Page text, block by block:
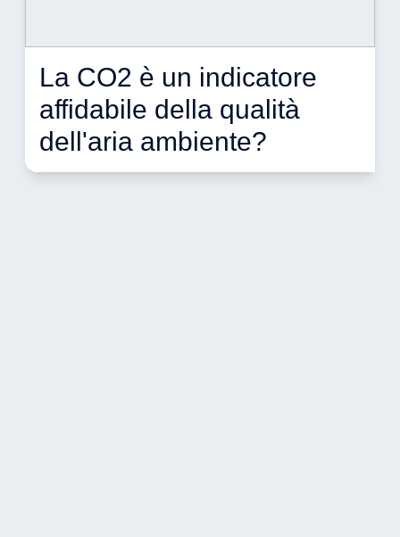
La CO2 è un indicatore
affidabile della qualità
dell'aria ambiente?